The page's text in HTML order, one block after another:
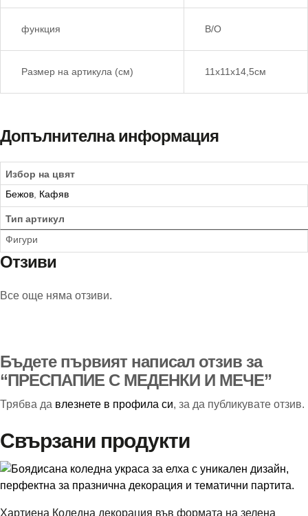
функция B/O
Размер на артикула (см) 11х11х14,5см
Допълнителна информация
Избор на цвят
Бежов Кафяв
Тип артикул
Фигури
Отзиви
Все още няма отзиви.
Бъдете първият написал отзив за
“ПРЕСПАПИЕ С МЕДЕНКИ И МЕЧЕ”
Трябва да влезнете в профила си, за да публикувате отзив.
Свързани продукти
Хартиена Коледна декорация във формата на зелена